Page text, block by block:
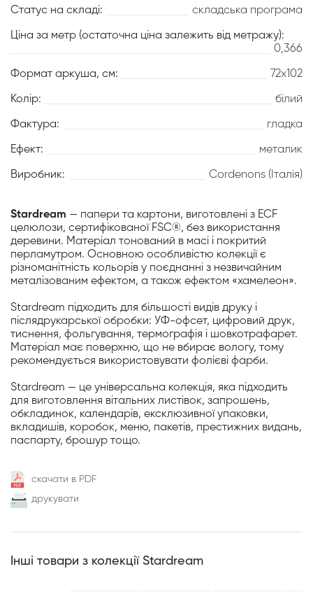
Статус на складі: складська програма
Ціна за метр (остаточна ціна залежить від метражу):
0,366
Формат аркуша, см: 72х102
Колір: білий
Фактура: гладка
Ефект: металик
Виробник: Cordenons (Італія)
Stardream — папери та картони, виготовлені з ECF
целюлози, сертифікованої FSC®, без використання
деревини. Матеріал тонований в масі і покритий
перламутром. Основною особливістю колекції є
різноманітність кольорів у поєднанні з незвичайним
металізованим ефектом, а також ефектом «хамелеон».
Stardream підходить для більшості видів друку і
післядрукарської обробки: УФ-офсет, цифровий друк,
тиснення, фольгування, термографія і шовкотрафарет.
Матеріал має поверхню, що не вбирає вологу, тому
рекомендується використовувати фолієві фарби.
Stardream — це універсальна колекція, яка підходить
для виготовлення вітальних листівок, запрошень,
обкладинок, календарів, ексклюзивної упаковки,
вкладишів, коробок, меню, пакетів, престижних видань,
паспарту, брошур тощо.
скачати в PDF
друкувати
Інші товари з колекції Stardream